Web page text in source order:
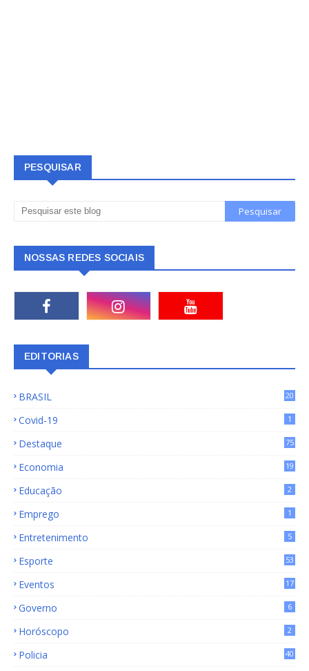
PESQUISAR
NOSSAS REDES SOCIAIS
EDITORIAS
BRASIL
20
Covid-19 1
Destaque
75
Economia
19
Educação 2
Emprego 1
Entretenimento 5
Esporte 53
Eventos 17
Governo 6
Horóscopo 2
Policia 40